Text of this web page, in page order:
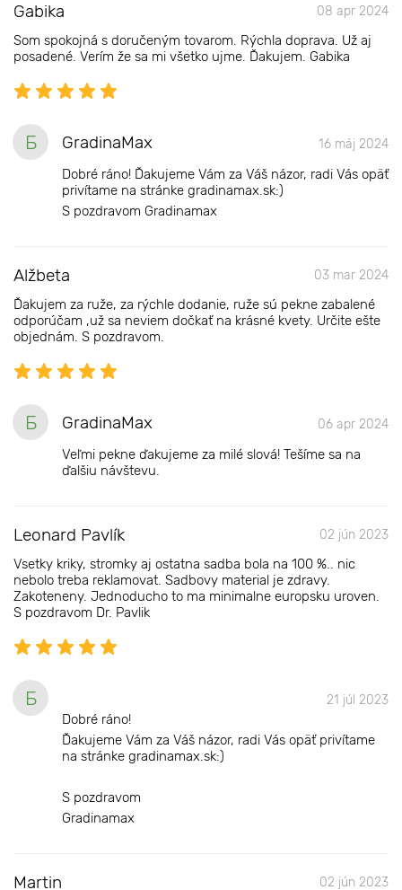
Gabika 08 apr 2024
Som spokojná s doručeným tovarom. Rýchla doprava. Už aj
posadené. Verím že sa mi všetko ujme. Ďakujem. Gabika
Б GradinaMax 16 máj 2024
Dobré ráno! Ďakujeme Vám za Váš názor, radi Vás opäť
privítame na stránke gradinamax.sk:)
S pozdravom Gradinamax
Alžbeta 03 mar 2024
Ďakujem za ruže, za rýchle dodanie, ruže sú pekne zabalené
odporúčam ,už sa neviem dočkať na krásné kvety. Určite ešte
objednám. S pozdravom.
Б GradinaMax 06 apr 2024
Veľmi pekne ďakujeme za milé slová! Tešíme sa na
ďalšiu návštevu.
Leonard Pavlík 02 jún 2023
Vsetky kriky, stromky aj ostatna sadba bola na 100 %.. nic
nebolo treba reklamovat. Sadbovy material je zdravy.
Zakoteneny. Jednoducho to ma minimalne europsku uroven.
S pozdravom Dr. Pavlik
Б 21 júl 2023
Dobré ráno!
Ďakujeme Vám za Váš názor, radi Vás opäť privítame
na stránke gradinamax.sk:)
S pozdravom
Gradinamax
Martin 02 jún 2023